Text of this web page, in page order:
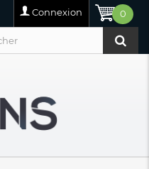
0
Connexion